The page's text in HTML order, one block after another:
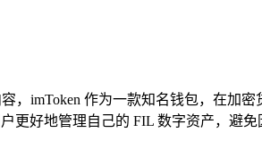
，imToken 作为一款知名钱包，在加
更好地管理自己的 FIL 数字资产，避免